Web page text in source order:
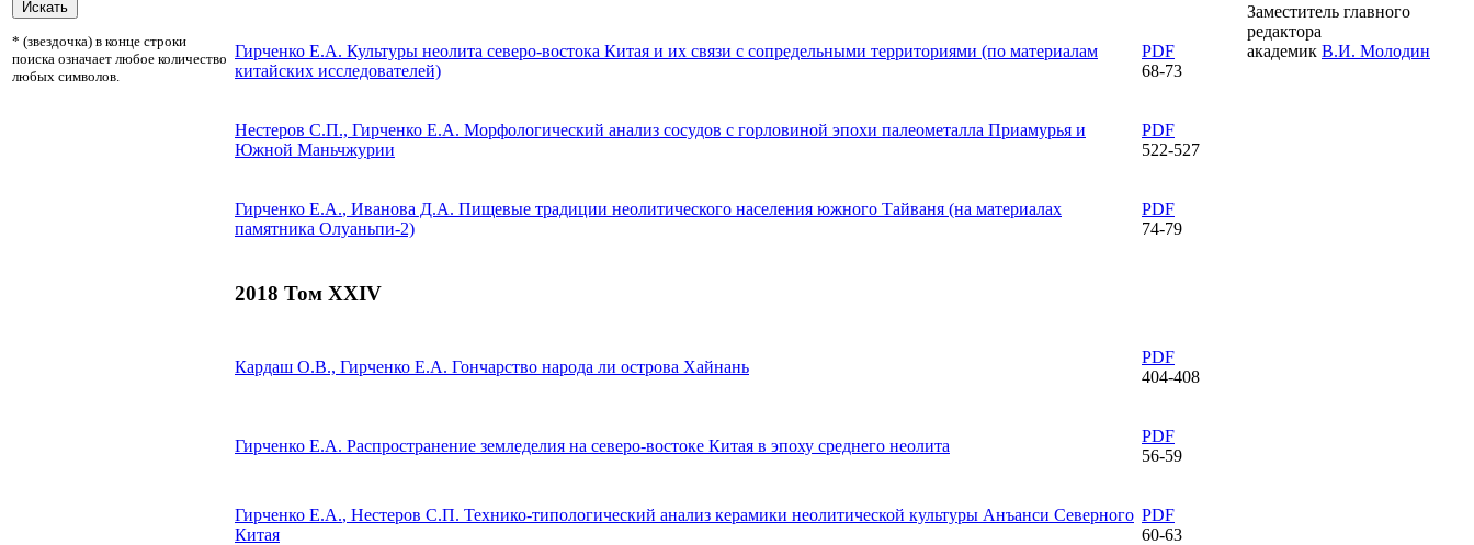
* (звездочка) в конце строки
поиска означает любое количество
любых символов.
Гирченко Е.А. Культуры неолита северо-востока Китая и их связи с сопредельными территориями (по материалам
китайских исследователей)
PDF
68-73
Нестеров С.П., Гирченко Е.А. Морфологический анализ сосудов с горловиной эпохи палеометалла Приамурья и
Южной Маньчжурии
PDF
522-527
Гирченко Е.А., Иванова Д.А. Пищевые традиции неолитического населения южного Тайваня (на материалах
памятника Олуаньпи-2)
PDF
74-79
2018 Том XXIV
Кардаш О.В., Гирченко Е.А. Гончарство народа ли острова Хайнань
PDF
404-408
Гирченко Е.А. Распространение земледелия на северо-востоке Китая в эпоху среднего неолита
PDF
56-59
Гирченко Е.А., Нестеров С.П. Технико-типологический анализ керамики неолитической культуры Анъанси Северного
Китая
PDF
60-63
Заместитель главного
редактора
академик В.И. Молодин